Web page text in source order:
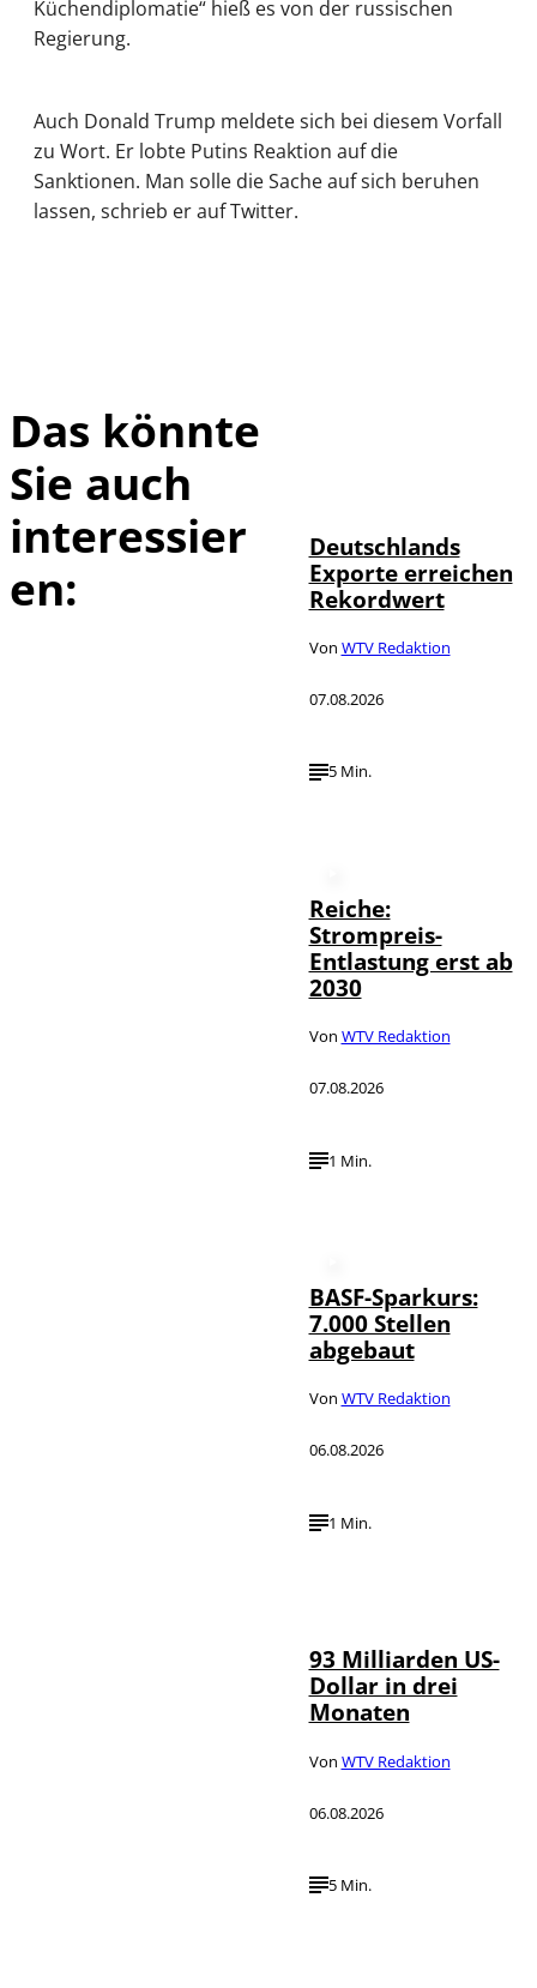
Küchendiplomatie“ hieß es von der russischen
Regierung.
Auch Donald Trump meldete sich bei diesem Vorfall
zu Wort. Er lobte Putins Reaktion auf die
Sanktionen. Man solle die Sache auf sich beruhen
lassen, schrieb er auf Twitter.
Das könnte
Sie auch
interessier
en:
Deutschlands
Exporte erreichen
Rekordwert
Von WTV Redaktion
07.08.2026
5 Min.
Reiche:
Strompreis-
Entlastung erst ab
2030
Von WTV Redaktion
07.08.2026
1 Min.
BASF-Sparkurs:
7.000 Stellen
abgebaut
Von WTV Redaktion
06.08.2026
1 Min.
93 Milliarden US-
Dollar in drei
Monaten
Von WTV Redaktion
06.08.2026
5 Min.